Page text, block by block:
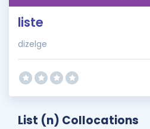
liste
dizelge
List (n) Collocations